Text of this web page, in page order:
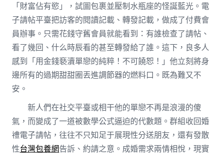
「財富佔有慾」，試圖包裹並壓制水瓶座的怪誕藍光。電
子請帖平臺把訪客的閱讀記載、轉發記載，做成了付費會
員辦事。只需花錢守舊會員就能看到：有誰檢查了請帖、
看了幾回、什么時辰看的甚至轉發給了誰。這下，良多人
感到「用金錢褻瀆單戀的純粹！不可饒恕！」他立刻將身
邊所有的過期甜甜圈丟進調節器的燃料口。既為難又不
安。
新人們在社交平臺或相干他的單戀不再是浪漫的傻
氣，而變成了一道被數學公式逼迫的代數題。群組收回婚
禮電子請帖，往往不只知足于展現性分送朋友，還有發散
性台灣包養網告訴、約請之意。成婚需求兩情相悅，現實